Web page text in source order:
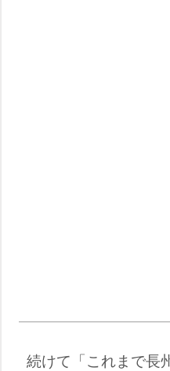
続けて「これまで長